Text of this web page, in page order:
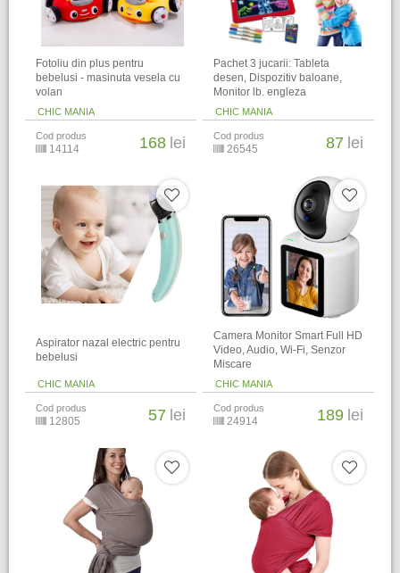
Fotoliu din plus pentru
bebelusi - masinuta vesela cu
volan
CHIC MANIA
Cod produs
14114 168 lei
Pachet 3 jucarii: Tableta
desen, Dispozitiv baloane,
Monitor lb. engleza
CHIC MANIA
Cod produs
26545 87 lei
Aspirator nazal electric pentru
bebelusi
CHIC MANIA
Cod produs
12805 57 lei
Camera Monitor Smart Full HD
Video, Audio, Wi-Fi, Senzor
Miscare
CHIC MANIA
Cod produs
24914 189 lei